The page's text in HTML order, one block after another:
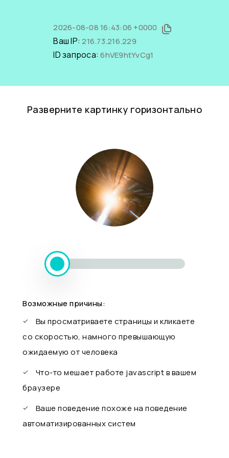
2026-08-08 16:43:06 +0000
Ваш IP:216.73.216.229
ID запроса:6hVE9htYvCg1
Разверните картинку горизонтально
Возможные причины:
Вы просматриваете страницы и кликаете
со скоростью, намного превышающую
ожидаемую от человека
Что-то мешает работе javascript в вашем
браузере
Ваше поведение похоже на поведение
автоматизированных систем